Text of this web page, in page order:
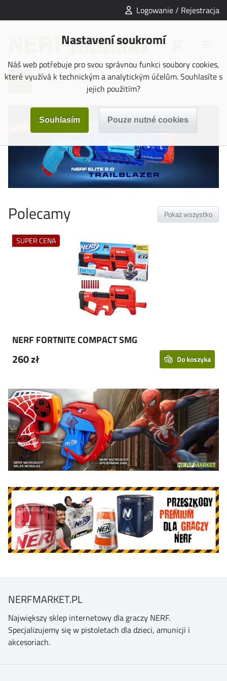
Logowanie / Rejestracja
Nastavení soukromí
Náš web potřebuje pro svou správnou funkci soubory cookies,
které využívá k technickým a analytickým účelům. Souhlasíte s
jejich použitím?
Polecamy Pokaż wszystko
SUPER CENA
NERF FORTNITE COMPACT SMG
260 zł Do koszyka
NERFMARKET.PL
Największy sklep internetowy dla graczy NERF.
Specjalizujemy się w pistoletach dla dzieci, amunicji i
akcesoriach.